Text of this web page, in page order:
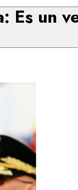
Es un